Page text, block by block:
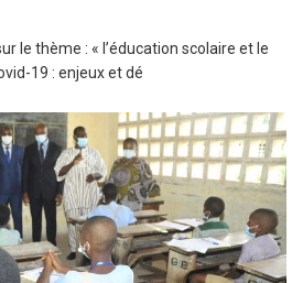
le thème : « l’éducation scolaire et le
19 : enjeux et dé